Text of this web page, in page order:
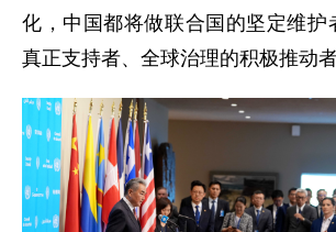
化，中国都将做联合国的坚定维护
真正支持者、全球治理的积极推动者